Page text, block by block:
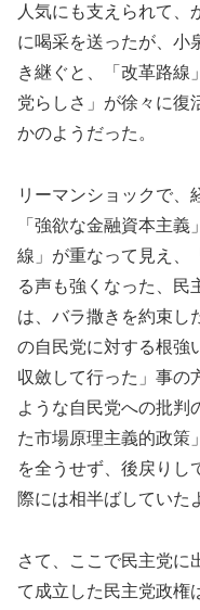
人気にも支えられて、
に喝采を送ったが、小
き継ぐと、「改革路線
党らしさ」が徐々に復
かのようだった。
リーマンショックで、
「強欲な金融資本主
線」が重なって見え、
る声も強くなった、民
は、バラ撒きを約束し
の自民党に対する根強
収斂して行った」事の
ような自民党への批
た市場原理主義的政
を全うせず、後戻りし
際には相半ばしていた
さて、ここで民主党に
て成立した民主党政権